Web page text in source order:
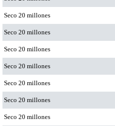
Seco 20 millones
Seco 20 millones
Seco 20 millones
Seco 20 millones
Seco 20 millones
Seco 20 millones
Seco 20 millones